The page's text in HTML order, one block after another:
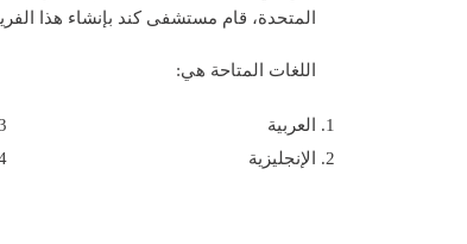
المتحدة، قام مستشفى كند بإنشاء هذا
اللغات المتاحة هي:
العربية
الإنجليزية